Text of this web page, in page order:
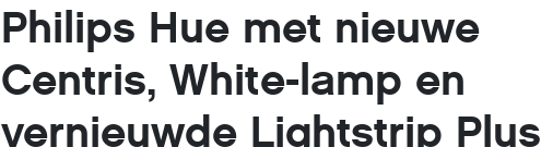
Philips Hue met nieuwe
Centris, White-lamp en
vernieuwde Lightstrip Plus